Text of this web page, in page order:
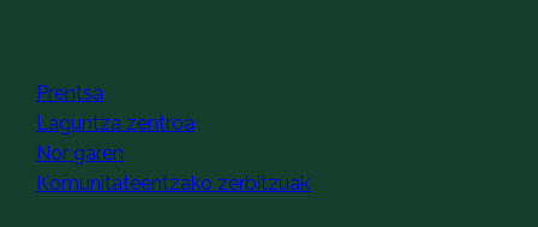
Prentsa
Laguntza zentroa
Nor garen
Komunitateentzako zerbitzuak